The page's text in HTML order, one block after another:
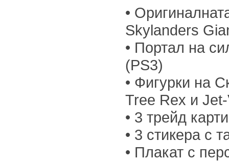
•
Skylanders
• Портал на
(PS3)
• Фигурки на
Tree Rex и
• 3 трейд
• 3 стикера с
• Плакат с